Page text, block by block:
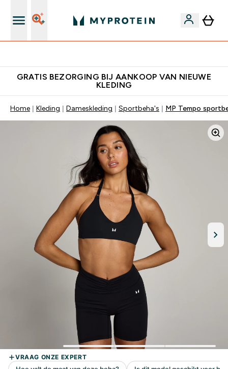
GRATIS BEZORGING BIJ AANKOOP VAN NIEUWE
KLEDING
Home Kleding Dameskleding Sportbeha's MP Tempo